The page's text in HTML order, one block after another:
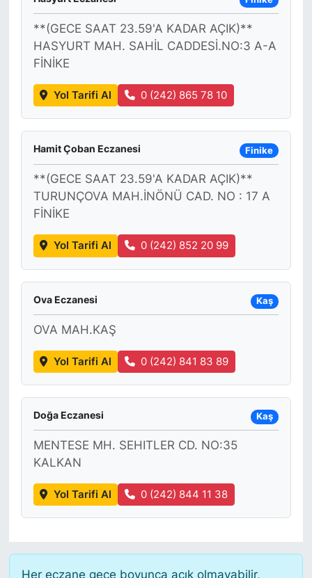
**(GECE SAAT 23.59'A KADAR AÇIK)**
HASYURT MAH. SAHİL CADDESİ.NO:3 A-A
FİNİKE
Yol Tarifi Al 0 (242) 865 78 10
Hamit Çoban Eczanesi Finike
**(GECE SAAT 23.59'A KADAR AÇIK)**
TURUNÇOVA MAH.İNÖNÜ CAD. NO : 17 A
FİNİKE
Yol Tarifi Al 0 (242) 852 20 99
Ova Eczanesi Kaş
OVA MAH.KAŞ
Yol Tarifi Al 0 (242) 841 83 89
Doğa Eczanesi Kaş
MENTESE MH. SEHITLER CD. NO:35
KALKAN
Yol Tarifi Al 0 (242) 844 11 38
Her eczane gece boyunca açık olmayabilir,